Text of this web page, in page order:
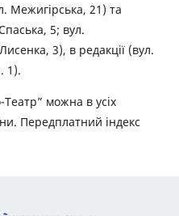
Межигірська, 21) та
5; вул.
3), в редакції (вул.
1).
можна в усіх
Передплатний індекс